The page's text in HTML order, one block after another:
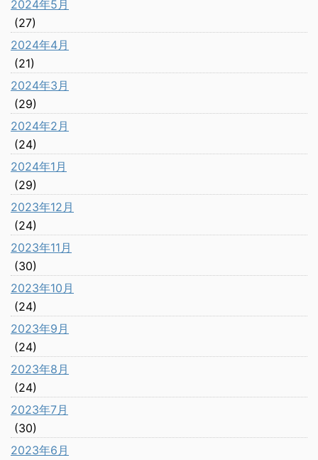
2024年5月
(27)
2024年4月
(21)
2024年3月
(29)
2024年2月
(24)
2024年1月
(29)
2023年12月
(24)
2023年11月
(30)
2023年10月
(24)
2023年9月
(24)
2023年8月
(24)
2023年7月
(30)
2023年6月